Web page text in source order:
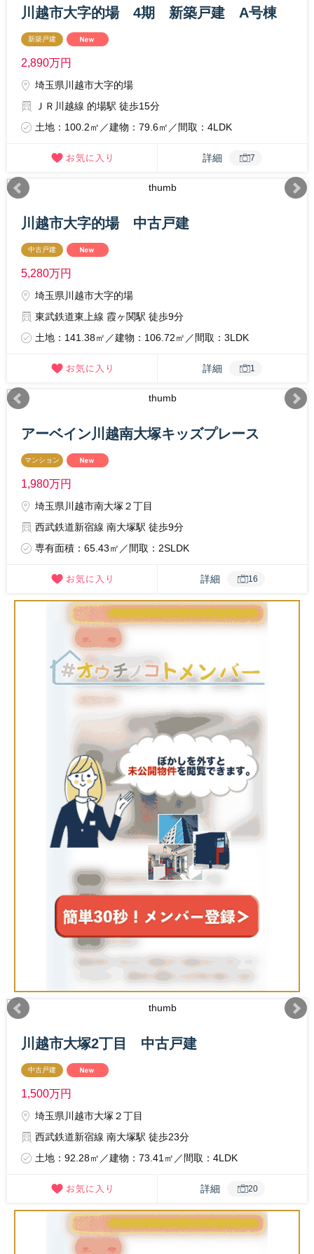
川越市大字的場 4期 新築戸建 A号棟
新築戸建
2,890万円
埼玉県川越市大字的場
ＪＲ川越線 的場駅 徒歩15分
土地：100.2㎡／建物：79.6㎡／間取：4LDK
詳細 7
川越市大字的場 中古戸建
中古戸建
5,280万円
埼玉県川越市大字的場
東武鉄道東上線 霞ヶ関駅 徒歩9分
土地：141.38㎡／建物：106.72㎡／間取：3LDK
詳細 1
アーベイン川越南大塚キッズプレース
マンション
1,980万円
埼玉県川越市南大塚２丁目
西武鉄道新宿線 南大塚駅 徒歩9分
専有面積：65.43㎡／間取：2SLDK
詳細 16
川越市大塚2丁目 中古戸建
中古戸建
1,500万円
埼玉県川越市大塚２丁目
西武鉄道新宿線 南大塚駅 徒歩23分
土地：92.28㎡／建物：73.41㎡／間取：4LDK
詳細 20